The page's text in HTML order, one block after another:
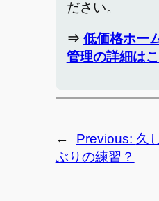
ださい。
⇒ 低価格ホー
管理の詳細は
← Previous: 久
ぶりの練習？